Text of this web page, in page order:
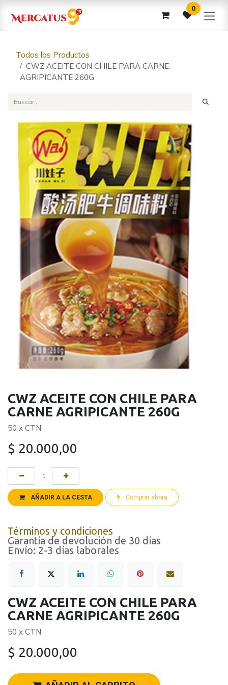
0
Todos los Productos
CWZ ACEITE CON CHILE PARA CARNE
AGRIPICANTE 260G
CWZ ACEITE CON CHILE PARA
CARNE AGRIPICANTE 260G
50 x CTN
$ 20.000,00
AÑADIR A LA CESTA Comprar ahora
Términos y condiciones
Garantía de devolución de 30 días
Envío: 2-3 días laborales
CWZ ACEITE CON CHILE PARA
CARNE AGRIPICANTE 260G
50 x CTN
$ 20.000,00